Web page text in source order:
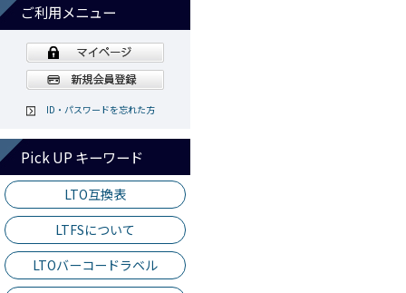
ご利用メニュー
ID・パスワードを忘れた方
Pick UP キーワード
LTO互換表
LTFSについて
LTOバーコードラベル